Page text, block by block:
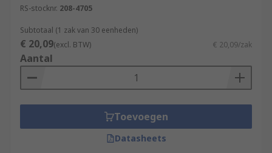
soldered.
Browse our range of high-quality terminals and
heavy-duty connectors for all of your industrial
application requirements.
RS-stocknr. 208-4705
Subtotaal (1 zak van 30 eenheden)
€ 20,09(excl. BTW) € 20,09/zak
Aantal
Toevoegen
Datasheets